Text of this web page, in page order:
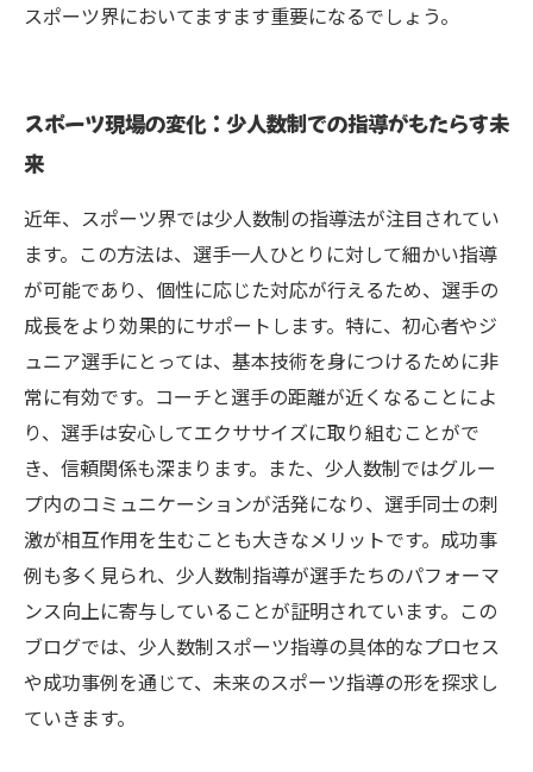
スポーツ界においてますます重要になるでしょう。
スポーツ現場の変化：少人数制での指導がもたらす未
来
近年、スポーツ界では少人数制の指導法が注目されてい
ます。この方法は、選手一人ひとりに対して細かい指導
が可能であり、個性に応じた対応が行えるため、選手の
成長をより効果的にサポートします。特に、初心者やジ
ュニア選手にとっては、基本技術を身につけるために非
常に有効です。コーチと選手の距離が近くなることによ
り、選手は安心してエクササイズに取り組むことがで
き、信頼関係も深まります。また、少人数制ではグルー
プ内のコミュニケーションが活発になり、選手同士の刺
激が相互作用を生むことも大きなメリットです。成功事
例も多く見られ、少人数制指導が選手たちのパフォーマ
ンス向上に寄与していることが証明されています。この
ブログでは、少人数制スポーツ指導の具体的なプロセス
や成功事例を通じて、未来のスポーツ指導の形を探求し
ていきます。